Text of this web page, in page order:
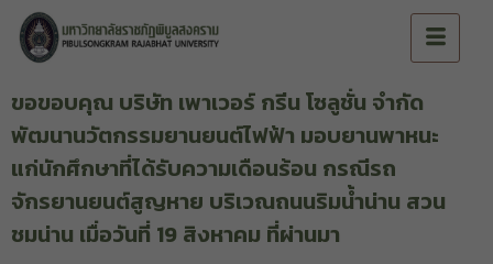
ขอขอบคุณ บริษัท เพาเวอร์ กรีน โซลูชั่น จำกัด
พัฒนานวัตกรรมยานยนต์ไฟฟ้า มอบยานพาหนะ
แก่นักศึกษาที่ได้รับความเดือนร้อน กรณีรถ
จักรยานยนต์สูญหาย บริเวณถนนริมน้ำน่าน สวน
ชมน่าน เมื่อวันที่ 19 สิงหาคม ที่ผ่านมา